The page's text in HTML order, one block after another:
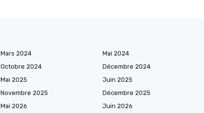
Mars 2024 Mai 2024
Octobre 2024 Décembre 2024
Mai 2025 Juin 2025
Novembre 2025 Décembre 2025
Mai 2026 Juin 2026